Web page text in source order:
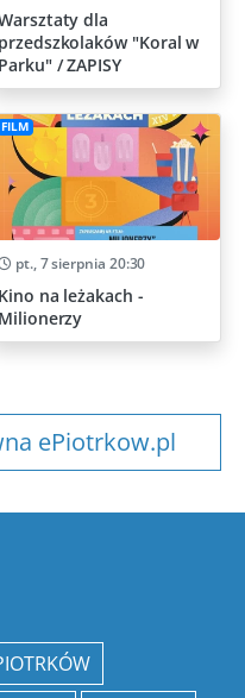
dla
przedszkolaków "Koral w
Parku" / ZAPISY
FILM
pt., 7 sierpnia 20:30
Kino na leżakach -
Milionerzy
ePiotrkow.pl